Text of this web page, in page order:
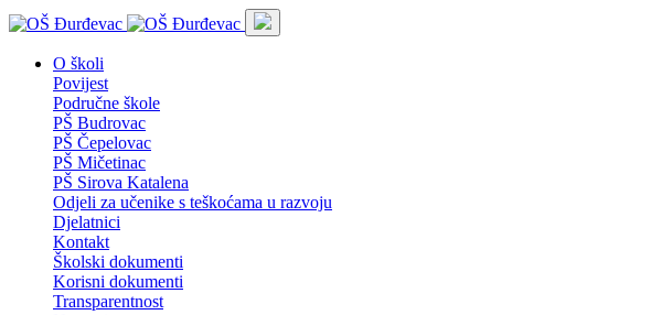
O školi
Povijest
Područne škole
PŠ Budrovac
PŠ Čepelovac
PŠ Mičetinac
PŠ Sirova Katalena
Odjeli za učenike s teškoćama u razvoju
Djelatnici
Kontakt
Školski dokumenti
Korisni dokumenti
Transparentnost